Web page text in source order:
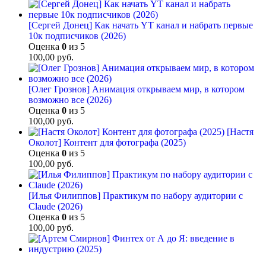
[Сергей Донец] Как начать YT канал и набрать первые
10к подписчиков (2026)
Оценка 0 из 5
100,00 руб.
[Олег Грознов] Анимация открываем мир, в котором
возможно все (2026)
Оценка 0 из 5
100,00 руб.
[Настя
Околот] Контент для фотографа (2025)
Оценка 0 из 5
100,00 руб.
[Илья Филиппов] Практикум по набору аудитории с
Claude (2026)
Оценка 0 из 5
100,00 руб.